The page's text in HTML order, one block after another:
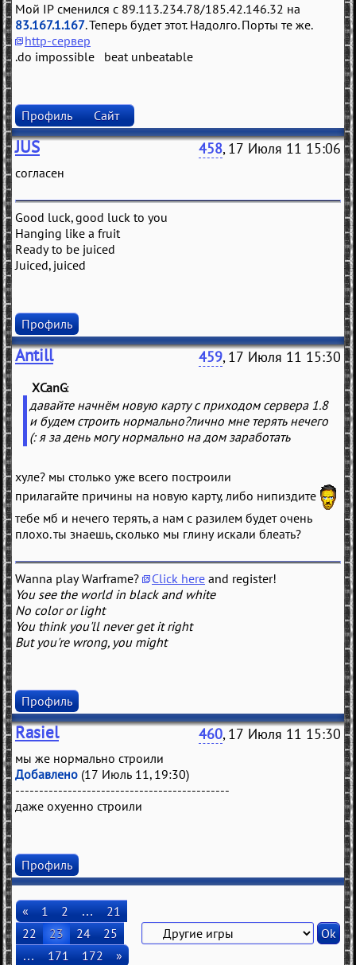
Мой IP сменился с 89.113.234.78/185.42.146.32 на
83.167.1.167. Теперь будет этот. Надолго. Порты те же.
http-сервер
.do impossible beat unbeatable
Профиль Сайт
JUS 458, 17 Июля 11 15:06
согласен
Good luck, good luck to you
Hanging like a fruit
Ready to be juiced
Juiced, juiced
Профиль
Antill 459, 17 Июля 11 15:30
XCanG
давайте начнём новую карту с приходом сервера 1.8
и будем строить нормально?лично мне терять нечего
(: я за день могу нормально на дом заработать
хуле? мы столько уже всего построили
прилагайте причины на новую карту, либо нипиздите
тебе мб и нечего терять, а нам с разилем будет очень
плохо. ты знаешь, сколько мы глину искали блеать?
Wanna play Warframe? Click here and register!
You see the world in black and white
No color or light
You think you'll never get it right
But you're wrong, you might
Профиль
Rasiel 460, 17 Июля 11 15:30
мы же нормально строили
Добавлено (17 Июль 11, 19:30)
---------------------------------------------
даже охуенно строили
Профиль
« 1 2 …
21
22
23 24
25
…
171 172 »